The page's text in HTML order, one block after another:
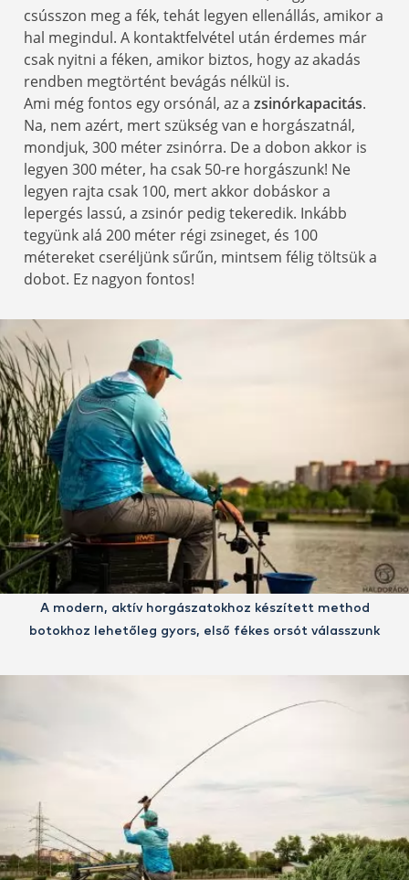
csússzon meg a fék, tehát legyen ellenállás, amikor a
hal megindul. A kontaktfelvétel után érdemes már
csak nyitni a féken, amikor biztos, hogy az akadás
rendben megtörtént bevágás nélkül is.
Ami még fontos egy orsónál, az a zsinórkapacitás.
Na, nem azért, mert szükség van e horgászatnál,
mondjuk, 300 méter zsinórra. De a dobon akkor is
legyen 300 méter, ha csak 50-re horgászunk! Ne
legyen rajta csak 100, mert akkor dobáskor a
lepergés lassú, a zsinór pedig tekeredik. Inkább
tegyünk alá 200 méter régi zsineget, és 100
métereket cseréljünk sűrűn, mintsem félig töltsük a
dobot. Ez nagyon fontos!
A modern, aktív horgászatokhoz készített method
botokhoz lehetőleg gyors, első fékes orsót válasszunk